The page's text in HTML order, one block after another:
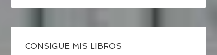
CONSIGUE MIS LIBROS